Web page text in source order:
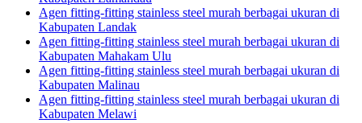
Agen fitting-fitting stainless steel murah berbagai ukuran di
Kabupaten Landak
Agen fitting-fitting stainless steel murah berbagai ukuran di
Kabupaten Mahakam Ulu
Agen fitting-fitting stainless steel murah berbagai ukuran di
Kabupaten Malinau
Agen fitting-fitting stainless steel murah berbagai ukuran di
Kabupaten Melawi